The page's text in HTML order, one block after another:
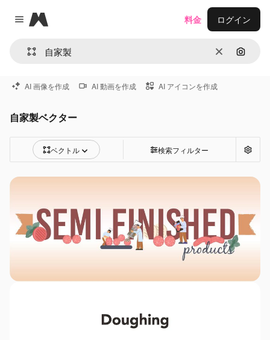
Close menu
Magnific
消去 画像で
料金 ログイン
AI 画像を作成 AI 動画を作成 AI アイコンを作成
自家製ベクター
ベクトル 検索フィルター